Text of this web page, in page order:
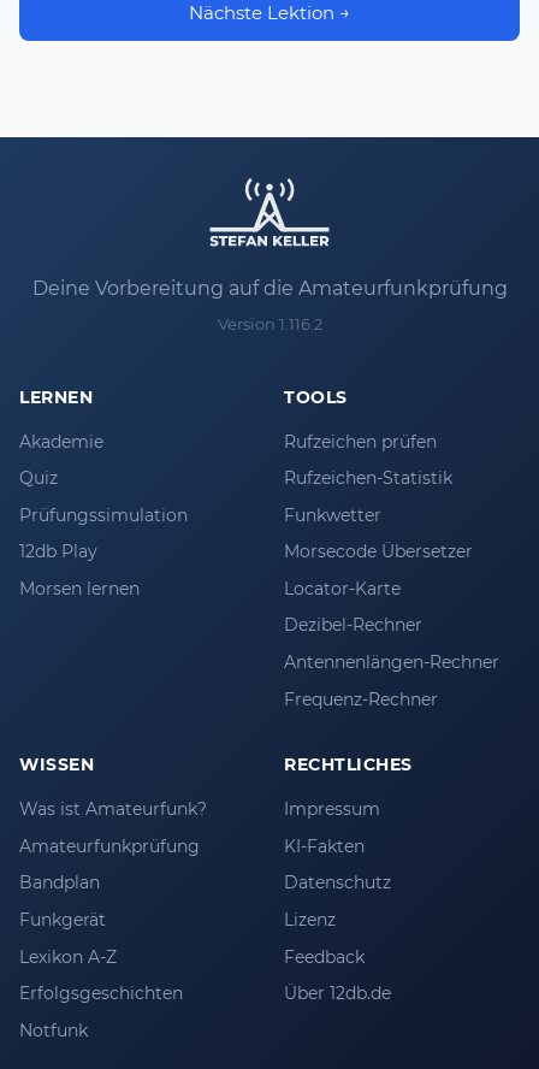
Nächste Lektion →
Deine Vorbereitung auf die Amateurfunkprüfung
Version 1.116.2
LERNEN
Akademie
Quiz
Prüfungssimulation
12db Play
Morsen lernen
TOOLS
Rufzeichen prüfen
Rufzeichen-Statistik
Funkwetter
Morsecode Übersetzer
Locator-Karte
Dezibel-Rechner
Antennenlängen-Rechner
Frequenz-Rechner
WISSEN
Was ist Amateurfunk?
Amateurfunkprüfung
Bandplan
Funkgerät
Lexikon A-Z
Erfolgsgeschichten
Notfunk
RECHTLICHES
Impressum
KI-Fakten
Datenschutz
Lizenz
Feedback
Über 12db.de